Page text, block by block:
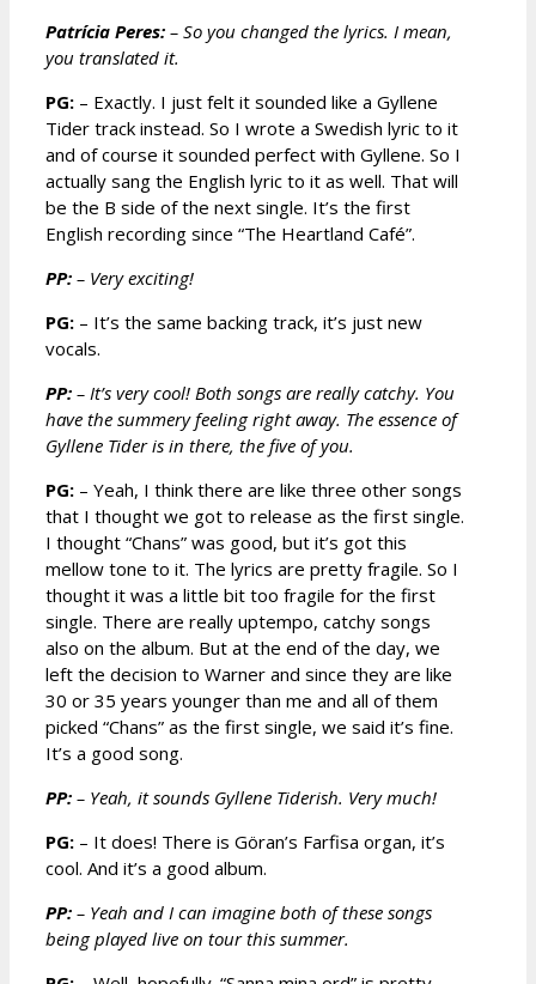
Patrícia Peres: – So you changed the lyrics. I mean,
you translated it.
PG: – Exactly. I just felt it sounded like a Gyllene
Tider track instead. So I wrote a Swedish lyric to it
and of course it sounded perfect with Gyllene. So I
actually sang the English lyric to it as well. That will
be the B side of the next single. It’s the first
English recording since “The Heartland Café”.
PP: – Very exciting!
PG: – It’s the same backing track, it’s just new
vocals.
PP: – It’s very cool! Both songs are really catchy. You
have the summery feeling right away. The essence of
Gyllene Tider is in there, the five of you.
PG: – Yeah, I think there are like three other songs
that I thought we got to release as the first single.
I thought “Chans” was good, but it’s got this
mellow tone to it. The lyrics are pretty fragile. So I
thought it was a little bit too fragile for the first
single. There are really uptempo, catchy songs
also on the album. But at the end of the day, we
left the decision to Warner and since they are like
30 or 35 years younger than me and all of them
picked “Chans” as the first single, we said it’s fine.
It’s a good song.
PP: – Yeah, it sounds Gyllene Tiderish. Very much!
PG: – It does! There is Göran’s Farfisa organ, it’s
cool. And it’s a good album.
PP: – Yeah and I can imagine both of these songs
being played live on tour this summer.